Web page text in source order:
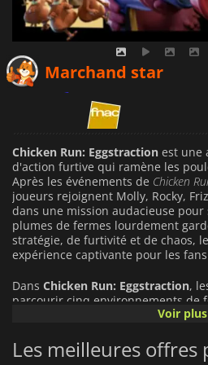
Marchand star
Chicken Run: Eggstraction est une
d'action furtive qui ramène les
Après les événements de Chicken
joueurs rejoignent Molly, Rocky,
dans une mission audacieuse pour
plumes de fermes lourdement
stratégie, de furtivité et de chaos,
expérience captivante pour les
Dans Chicken Run: Eggstraction,
parcourir cinq environnements de
les gardes vigilants, les caméras
travail d'équipe, exigeant une
coordination et des tactiques
Voir plus
Les meilleures offres